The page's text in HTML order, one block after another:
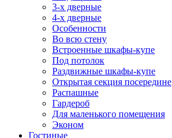
3-х дверные
4-х дверные
Особенности
Во всю стену
Встроенные шкафы-купе
Под потолок
Раздвижные шкафы-купе
Открытая секция посередине
Распашные
Гардероб
Для маленького помещения
Эконом
Гостиные